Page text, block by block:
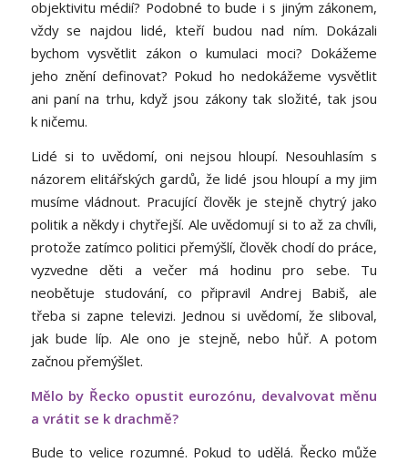
objektivitu médií? Podobné to bude i s jiným zákonem,
vždy se najdou lidé, kteří budou nad ním. Dokázali
bychom vysvětlit zákon o kumulaci moci? Dokážeme
jeho znění definovat? Pokud ho nedokážeme vysvětlit
ani paní na trhu, když jsou zákony tak složité, tak jsou
k ničemu.
Lidé si to uvědomí, oni nejsou hloupí. Nesouhlasím s
názorem elitářských gardů, že lidé jsou hloupí a my jim
musíme vládnout. Pracující člověk je stejně chytrý jako
politik a někdy i chytřejší. Ale uvědomují si to až za chvíli,
protože zatímco politici přemýšlí, člověk chodí do práce,
vyzvedne děti a večer má hodinu pro sebe. Tu
neobětuje studování, co připravil Andrej Babiš, ale
třeba si zapne televizi. Jednou si uvědomí, že sliboval,
jak bude líp. Ale ono je stejně, nebo hůř. A potom
začnou přemýšlet.
Mělo by Řecko opustit eurozónu, devalvovat měnu
a vrátit se k drachmě?
Bude to velice rozumné. Pokud to udělá. Řecko může